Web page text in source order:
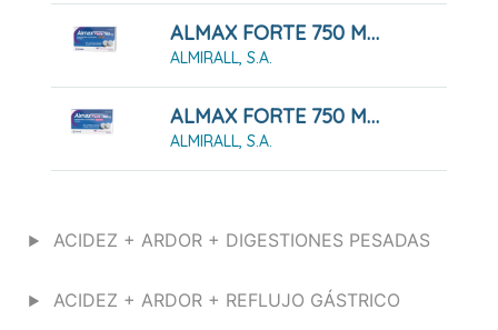
ALMAX FORTE 750 MG COMPRIMIDOS MASTICABLES SABOR COLA, 48 COMPRIMIDOS
ALMIRALL, S.A.
ALMAX FORTE 750 MG COMPRIMIDOS MASTICABLES SABOR FRESA, 48 COMPRIMIDOS
ALMIRALL, S.A.
ACIDEZ + ARDOR + DIGESTIONES PESADAS
ACIDEZ + ARDOR + REFLUJO GÁSTRICO